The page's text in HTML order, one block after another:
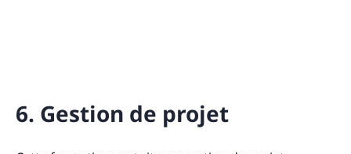
6. Gestion de projet